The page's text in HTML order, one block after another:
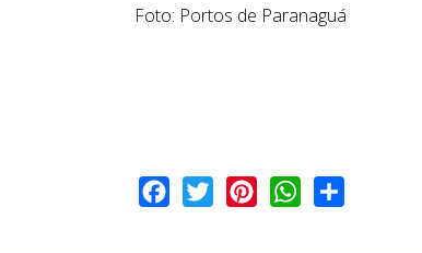
Foto: Portos de Paranaguá
Facebook
Twitter PinterestWhatsApp